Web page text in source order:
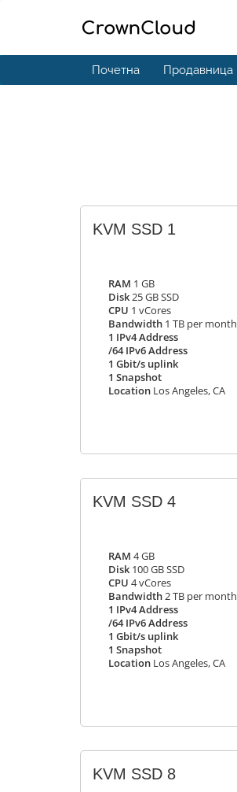
Почетна Продавница
KVM SSD 1
RAM 1 GB
Disk25 GB SSD
CPU 1 vCores
Bandwidth 1 TB per month
1 IPv4 Address
/64 IPv6 Address
1 Gbit/s uplink
1 Snapshot
Location Los Angeles, CA
KVM SSD 4
RAM 4 GB
Disk 100 GB SSD
CPU 4 vCores
Bandwidth2 TB per month
1 IPv4 Address
/64 IPv6 Address
1 Gbit/s uplink
1 Snapshot
Location Los Angeles, CA
KVM SSD 8